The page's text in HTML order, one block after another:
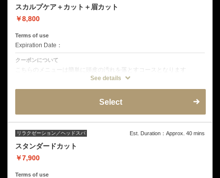
スカルプケア＋カット＋眉カット
￥8,800
Terms of use
Expiration Date：
クーポンについて
こちらのメニューは簡単に頭皮の汚れを落とすコースとなります
デザインカット
ヘッド&ショルダーマッサージ
眉カット
See details
Select
リラクゼーション／ヘッドスパ Est. Duration：Approx. 40 mins
スタンダードカット
￥7,900
Terms of use